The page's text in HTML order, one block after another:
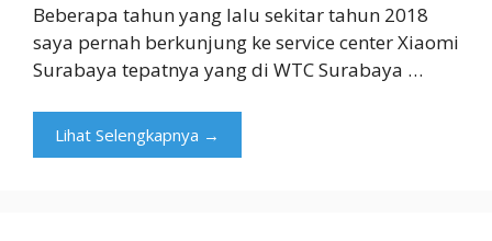
Beberapa tahun yang lalu sekitar tahun 2018
saya pernah berkunjung ke service center Xiaomi
Surabaya tepatnya yang di WTC Surabaya …
Lihat Selengkapnya →